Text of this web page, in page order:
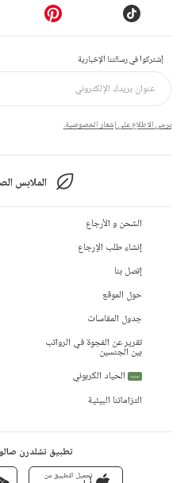
إشتركوا في رسالتنا الإخبارية
يرجى الاطلاع على إشعار الخصوصية.
الملابس
الشحن و الأرجاع
إنشاء طلب الإرجاع
إتصل بنا
حول الموقع
جدول المقاسات
تقرير عن الفجوة في الرواتب
بين الجنسين
جديد
الحياد الكربوني
التزاماتنا البيئية
تطبيق تشلدرن
تحميل التطبيق من